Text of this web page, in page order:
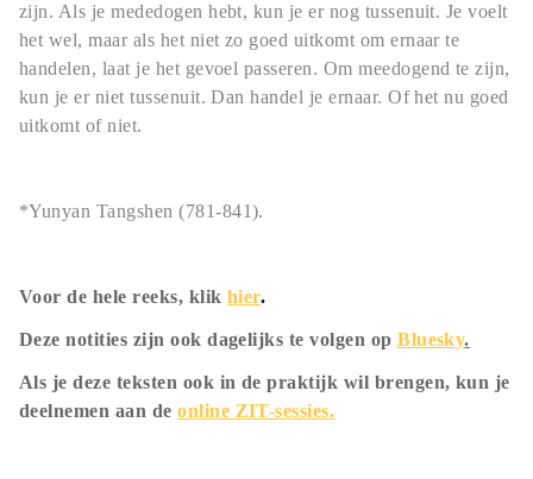
zijn. Als je mededogen hebt, kun je er nog tussenuit. Je voelt
het wel, maar als het niet zo goed uitkomt om ernaar te
handelen, laat je het gevoel passeren. Om meedogend te zijn,
kun je er niet tussenuit. Dan handel je ernaar. Of het nu goed
uitkomt of niet.
*Yunyan Tangshen (781-841).
Voor de hele reeks, klik hier.
Deze notities zijn ook dagelijks te volgen op Bluesky.
Als je deze teksten ook in de praktijk wil brengen, kun je
deelnemen aan deonline ZIT-sessies.